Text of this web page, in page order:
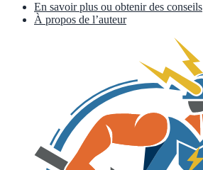
En savoir plus ou obtenir des conseils
À propos de l’auteur